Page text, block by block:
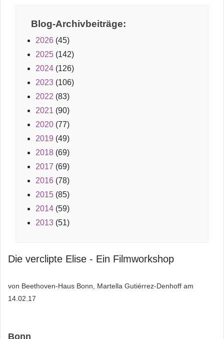
Blog-Archivbeiträge:
2026 (45)
2025 (142)
2024 (126)
2023 (106)
2022 (83)
2021 (90)
2020 (77)
2019 (49)
2018 (69)
2017 (69)
2016 (78)
2015 (85)
2014 (59)
2013 (51)
Die verclipte Elise - Ein Filmworkshop
von Beethoven-Haus Bonn, Martella Gutiérrez-Denhoff am
14.02.17
Bonn